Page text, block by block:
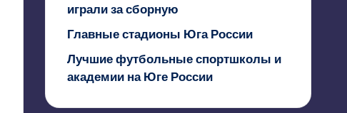
играли за сборную
Главные стадионы Юга России
Лучшие футбольные спортшколы и
академии на Юге России